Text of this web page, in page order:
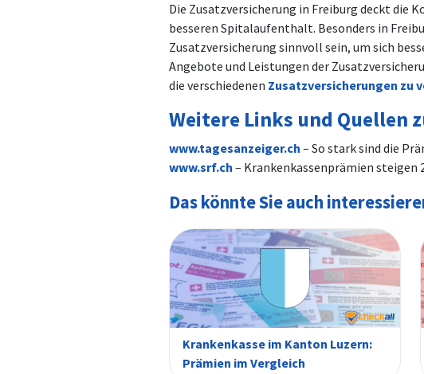
Die Zusatzversicherung in Freiburg deckt die
besseren Spitalaufenthalt. Besonders in
Zusatzversicherung sinnvoll sein, um sich
Angebote und Leistungen der
die verschiedenen Zusatzversicherungen zu
Weitere Links und Quellen
www.tagesanzeiger.ch – So stark sind die
www.srf.ch – Krankenkassenprämien steigen
Das könnte Sie auch
Krankenkasse im Kanton Luzern:
Prämien im Vergleich